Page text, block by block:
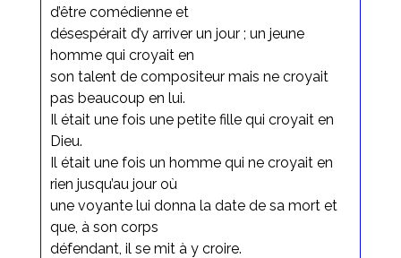
d’être comédienne et
désespérait d’y arriver un jour ; un jeune
homme qui croyait en
son talent de compositeur mais ne croyait
pas beaucoup en lui.
Il était une fois une petite fille qui croyait en
Dieu.
Il était une fois un homme qui ne croyait en
rien jusqu’au jour où
une voyante lui donna la date de sa mort et
que, à son corps
défendant, il se mit à y croire.